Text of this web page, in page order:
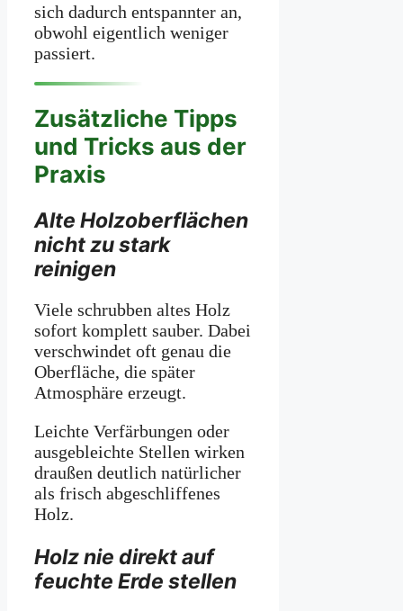
sich dadurch entspannter an,
obwohl eigentlich weniger
passiert.
Zusätzliche Tipps
und Tricks aus der
Praxis
Alte Holzoberflächen
nicht zu stark
reinigen
Viele schrubben altes Holz
sofort komplett sauber. Dabei
verschwindet oft genau die
Oberfläche, die später
Atmosphäre erzeugt.
Leichte Verfärbungen oder
ausgebleichte Stellen wirken
draußen deutlich natürlicher
als frisch abgeschliffenes
Holz.
Holz nie direkt auf
feuchte Erde stellen